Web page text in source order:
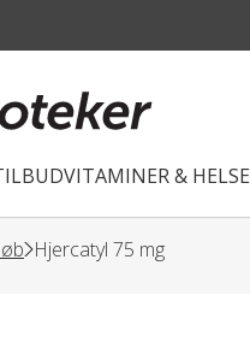
VITAMINER & HELSE
Hjercatyl 75 mg